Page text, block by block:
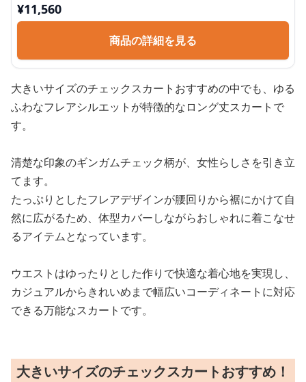
¥11,560
商品の詳細を見る
大きいサイズのチェックスカートおすすめの中でも、ゆる
ふわなフレアシルエットが特徴的なロング丈スカートで
す。
清楚な印象のギンガムチェック柄が、女性らしさを引き立
てます。
たっぷりとしたフレアデザインが腰回りから裾にかけて自
然に広がるため、体型カバーしながらおしゃれに着こなせ
るアイテムとなっています。
ウエストはゆったりとした作りで快適な着心地を実現し、
カジュアルからきれいめまで幅広いコーディネートに対応
できる万能なスカートです。
大きいサイズのチェックスカートおすすめ！